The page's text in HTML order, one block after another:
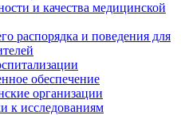
и качества медицинской
распорядка и поведения для
обеспечение
организации
к исследованиям